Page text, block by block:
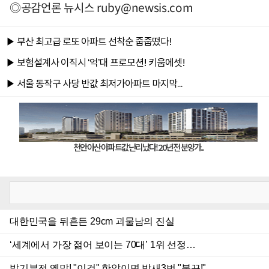
◎공감언론 뉴시스ruby@newsis.com